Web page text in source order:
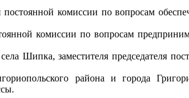
комиссии по вопросам
комиссии по вопросам
Шипка, заместителя председателя
района и города